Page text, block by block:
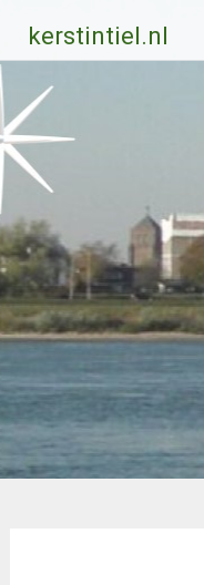
naar
de
inhoud
kerstintiel.nl